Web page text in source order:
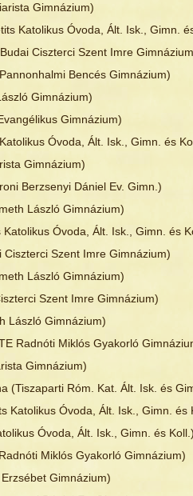
Gimnázium)
Katolikus Óvoda, Ált. Isk., Gimn.
Ciszterci Szent Imre
Bencés Gimnázium)
Gimnázium)
Gimnázium)
Óvoda, Ált. Isk., Gimn. és
Gimnázium)
Berzsenyi Dániel Ev. Gimn.)
László Gimnázium)
Óvoda, Ált. Isk., Gimn. és
Ciszterci Szent Imre Gimnázium)
László Gimnázium)
Szent Imre Gimnázium)
László Gimnázium)
Radnóti Miklós Gyakorló
Gimnázium)
(Tiszaparti Róm. Kat. Ált. Isk. és
Katolikus Óvoda, Ált. Isk., Gimn. és
Óvoda, Ált. Isk., Gimn. és
Miklós Gyakorló Gimnázium)
Gimnázium)